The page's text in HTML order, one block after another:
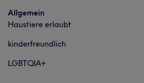
Allgemein
Haustiere erlaubt
kinderfreundlich
LGBTQIA+